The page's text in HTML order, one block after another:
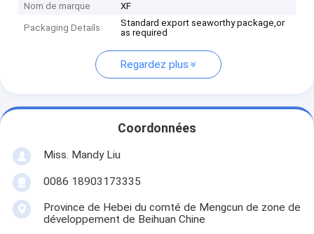
Nom de marque XF
Packaging Details
Standard export seaworthy package,or
as required
Regardez plus
Coordonnées
Miss. Mandy Liu
0086 18903173335
Province de Hebei du comté de Mengcun de zone de
développement de Beihuan Chine